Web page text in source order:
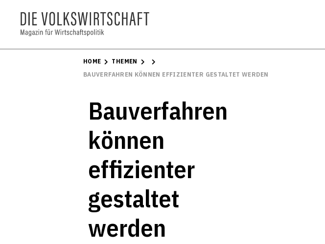
HOME
THEMEN
BAUVERFAHREN KÖNNEN EFFIZIENTER GESTALTET WERDEN
Bauverfahren
können
effizienter
gestaltet
werden